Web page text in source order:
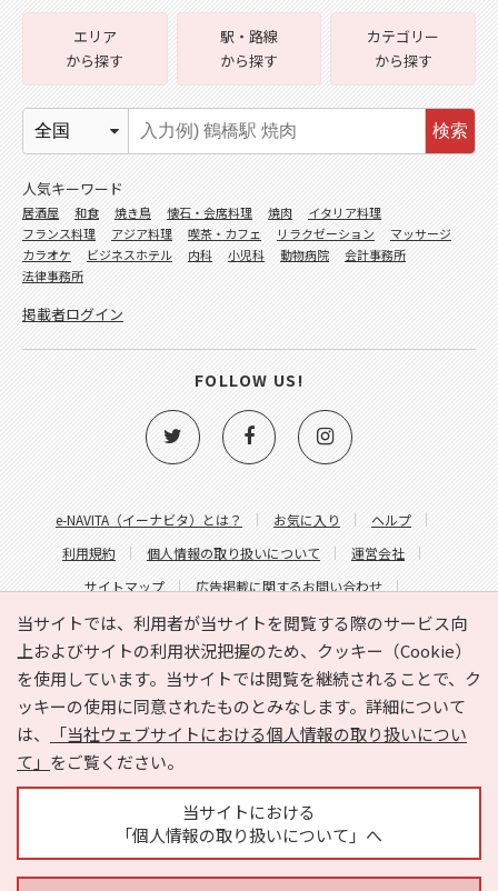
当サイトでは、利用者が当サイトを閲覧する際のサービス向
上およびサイトの利用状況把握のため、クッキー（Cookie）
を使用しています。当サイトでは閲覧を継続されることで、ク
ッキーの使用に同意されたものとみなします。詳細について
は、
「当社ウェブサイトにおける個人情報の取り扱いについ
て」 をご覧ください。
当サイトにおける
「個人情報の取り扱いについて」へ
e-NAVITA（イーナビタ）とは？ お気に入り
ヘルプ
利用規約
個人情報の取り扱いについて
運営会社
サイトマップ
広告掲載に関するお問い合わせ
サイトの内容に関するお問い合わせ
エリア
から探す
駅・路線
から探す
カテゴリー
から探す
検索
人気キーワード
居酒屋 和食 焼き鳥 懐石・会席料理 焼肉
イタリア料理
フランス料理
アジア料理 喫茶・カフェ リラクゼーション
マッサージ
カラオケ
ビジネスホテル 内科 小児科 動物病院
会計事務所
法律事務所
掲載者ログイン
FOLLOW US!
Copyright © HYOJITO.Co.,Ltd. All Rights Reserved.